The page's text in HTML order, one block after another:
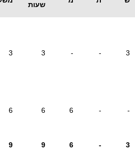
שעות
3
-
-
3
3
-
-
6
6
6
3
-
6
9
9